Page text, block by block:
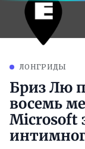
ЛОНГРИДЫ
Бриз Лю
восемь
Microsoft